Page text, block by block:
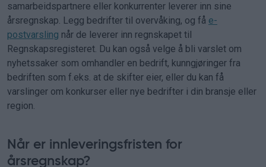
samarbeidspartnere eller konkurrenter leverer inn sine
årsregnskap. Legg bedrifter til overvåking, og få e-
postvarsling når de leverer inn regnskapet til
Regnskapsregisteret. Du kan også velge å bli varslet om
nyhetssaker som omhandler en bedrift, kunngjøringer fra
bedriften som f.eks. at de skifter eier, eller du kan få
varslinger om konkurser eller nye bedrifter i din bransje eller
region.
Når er innleveringsfristen for
årsregnskap?